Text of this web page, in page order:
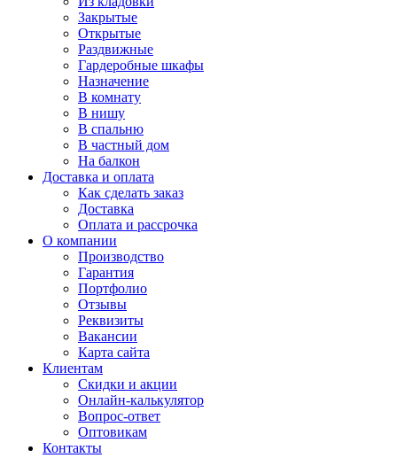
Закрытые
Открытые
Раздвижные
Гардеробные шкафы
Назначение
В комнату
В нишу
В спальню
В частный дом
На балкон
Доставка и оплата
Как сделать заказ
Доставка
Оплата и рассрочка
О компании
Производство
Гарантия
Портфолио
Отзывы
Реквизиты
Вакансии
Карта сайта
Клиентам
Скидки и акции
Онлайн-калькулятор
Вопрос-ответ
Оптовикам
Контакты